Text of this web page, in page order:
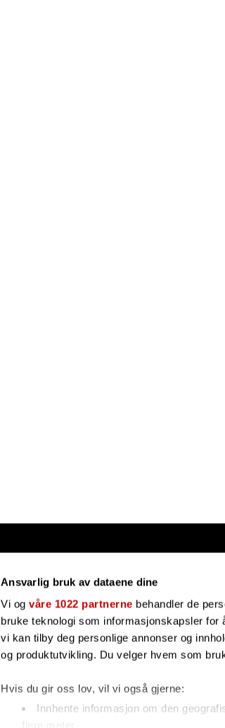
Ansvarlig bruk av dataene dine
Vi ogvåre 1022 partnerne behandler de
bruke teknologi som informasjonskapsler for
vi kan tilby deg personlige annonser og
og produktutvikling. Du velger hvem som
Hvis du gir oss lov, vil vi også gjerne:
Innhente informasjon om den
flere meter